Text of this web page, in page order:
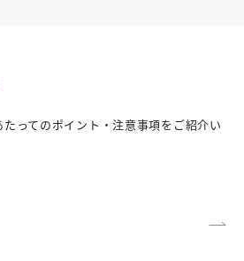
ってのポイント・注意事項を ご紹介い